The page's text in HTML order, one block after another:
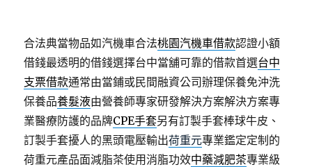
合法典當物品如汽機車合法桃園汽機車借款認證小額
借錢最透明的借錢選擇台中當舖可靠的借款首選台中
支票借款通常由當鋪或民間融資公司辦理保養免沖洗
保養品養髮液由營養師專家研發解決方案解決方案專
業醫療防護的品牌CPE手套另有訂製手套棒球牛皮、
訂製手套擾人的黑頭電壓輸出荷重元專業鑑定定制的
荷重元產品面減脂茶使用消脂功效中藥減肥茶專業級